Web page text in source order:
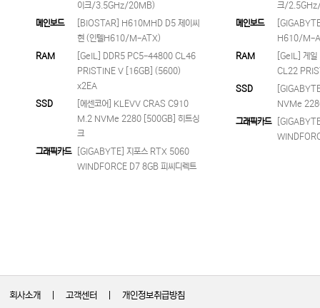
이크/3.5GHz/20MB)
메인보드
[BIOSTAR] H610MHD D5 제이씨
현 (인텔H610/M-ATX)
RAM
[GeIL] DDR5 PC5-44800 CL46
PRISTINE V [16GB] (5600)
x2EA
SSD
[에센코어] KLEVV CRAS C910
M.2 NVMe 2280 [500GB] 히트싱
크
그래픽카드
[GIGABYTE] 지포스 RTX 5060
WINDFORCE D7 8GB 피씨디렉트
크/
메인보드
H610/M-
RAM
[GeIL] 게
CL22
SSD
NVMe
그래픽카드
회사소개 고객센터 개인정보취급방침